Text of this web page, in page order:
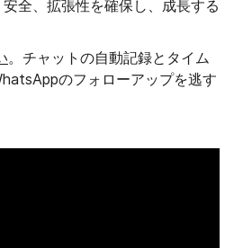
全、拡張性を確保し、成長する
。チャットの自動記録とタイム
のフォローアップを逃す